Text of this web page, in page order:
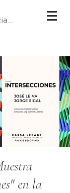
sesión
en la